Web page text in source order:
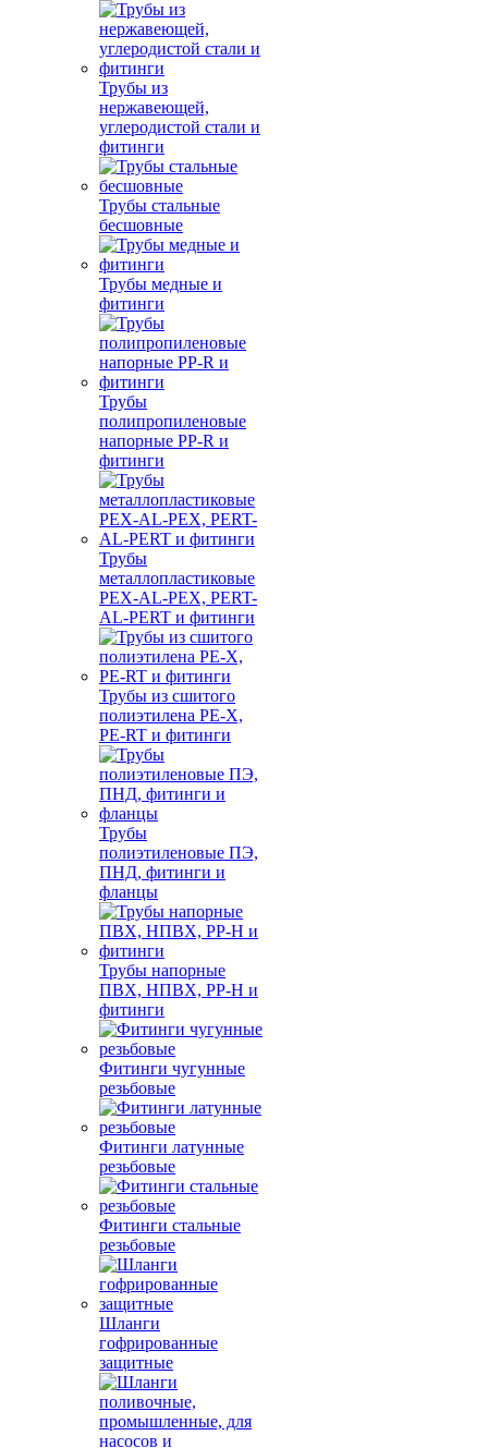
Трубы из
нержавеющей,
углеродистой стали и
фитинги
Трубы стальные
бесшовные
Трубы медные и
фитинги
Трубы
полипропиленовые
напорные PP-R и
фитинги
Трубы
металлопластиковые
PEX-AL-PEX, PERT-
AL-PERT и фитинги
Трубы из сшитого
полиэтилена PE-X,
PE-RT и фитинги
Трубы
полиэтиленовые ПЭ,
ПНД, фитинги и
фланцы
Трубы напорные
ПВХ, НПВХ, PP-H и
фитинги
Фитинги чугунные
резьбовые
Фитинги латунные
резьбовые
Фитинги стальные
резьбовые
Шланги
гофрированные
защитные